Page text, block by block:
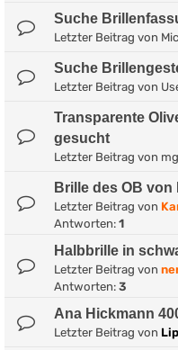
Suche
Letzter Beitrag von
Suche
Letzter Beitrag von
Transparente
gesucht
Letzter Beitrag von
Brille des OB von
Letzter Beitrag von
Antworten: 1
Halbbrille in
Letzter Beitrag von
Antworten: 3
Ana Hickmann
Letzter Beitrag von